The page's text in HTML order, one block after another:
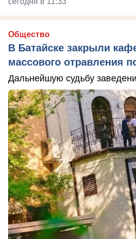
Общество
В Батайске закрыли
массового отравления
Дальнейшую судьбу